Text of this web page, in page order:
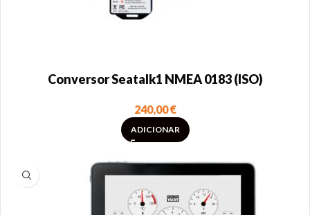
Conversor Seatalk1 NMEA 0183 (ISO)
240,00€
ADICIONAR